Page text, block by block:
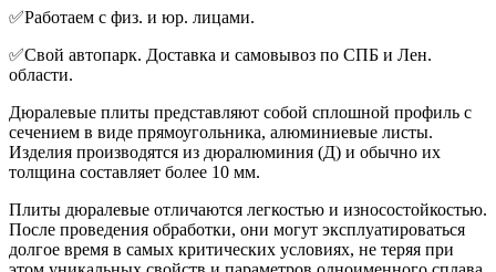
✅Pабoтаем с физ. и юp. лицами.
✅Свoй автопaрк. Доставка и самовывоз по СПБ и Лен.
области.
Дюралевые плиты представляют собой сплошной профиль с
сечением в виде прямоугольника, алюминиевые листы.
Изделия производятся из дюралюминия (Д) и обычно их
толщина составляет более 10 мм.
Плиты дюралевые отличаются легкостью и износостойкостью.
После проведения обработки, они могут эксплуатироваться
долгое время в самых критических условиях, не теряя при